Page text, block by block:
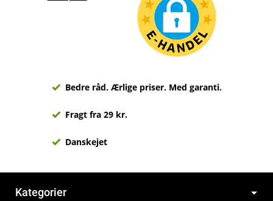
Bedre råd. Ærlige priser. Med garanti.
Fragt fra 29 kr.
Danskejet
Kategorier